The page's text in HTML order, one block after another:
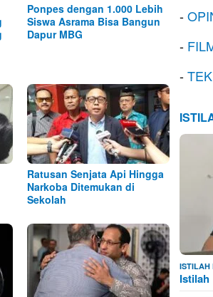
Ponpes dengan 1.000 Lebih
Siswa Asrama Bisa Bangun
Dapur MBG
Ratusan Senjata Api Hingga
Narkoba Ditemukan di
Sekolah
-
-
-
ISTILAH
Istilah